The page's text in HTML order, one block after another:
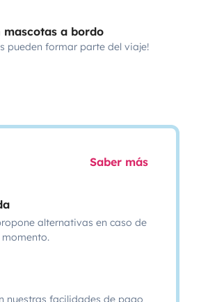
mascotas a bordo
pueden formar parte del viaje!
Saber más
alternativas en caso de
nuestras facilidades de pago